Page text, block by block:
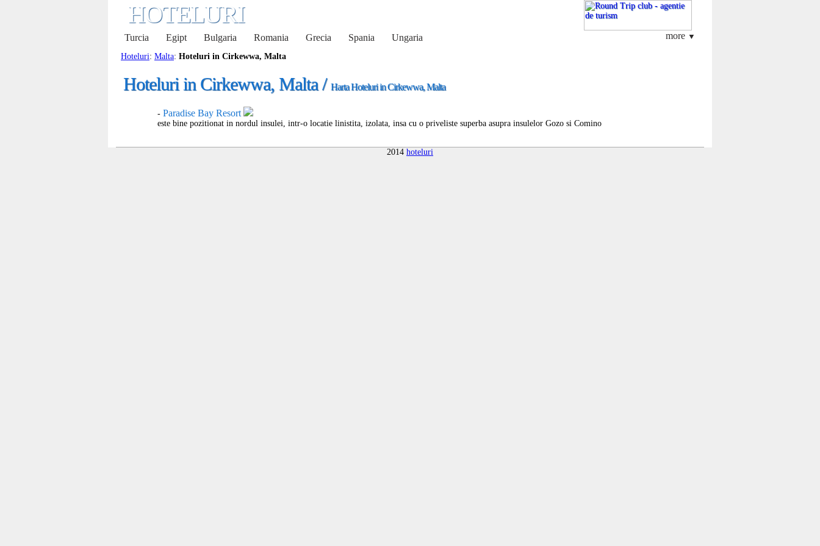
HOTELURI
Turcia Egipt Bulgaria Romania Grecia Spania Ungaria more ▼
Hoteluri: Malta: Hoteluri in Cirkewwa, Malta
Hoteluri in Cirkewwa, Malta / Harta Hoteluri in Cirkewwa, Malta
- Paradise Bay Resort
este bine pozitionat in nordul insulei, intr-o locatie linistita, izolata, insa cu o priveliste superba asupra insulelor Gozo si Comino
2014 hoteluri